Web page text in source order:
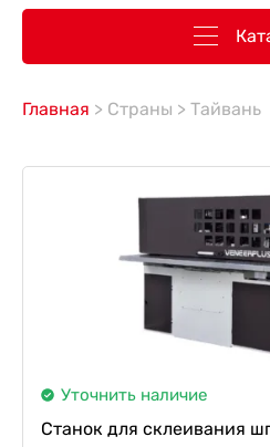
Главная > Страны > Тайвань
Уточнить наличие
Станок для склеивания